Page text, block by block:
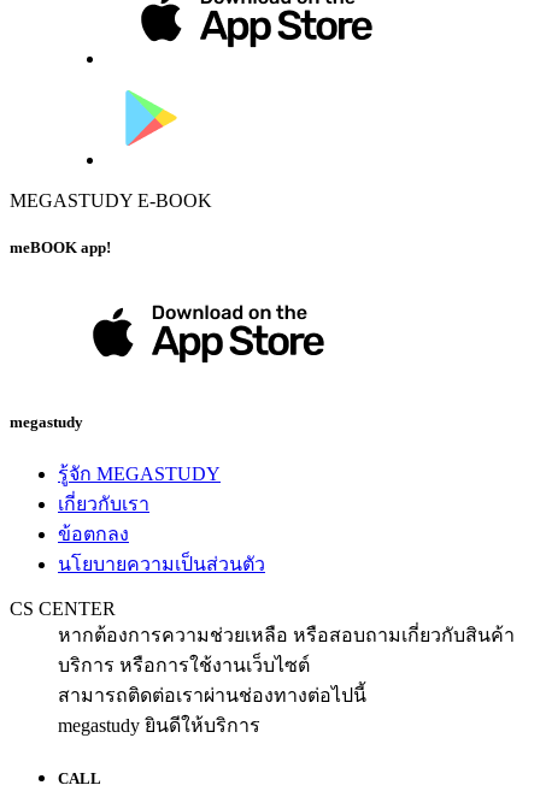
MEGASTUDY E-BOOK
meBOOK app!
megastudy
รู้จัก MEGASTUDY
เกี่ยวกับเรา
ข้อตกลง
นโยบายความเป็นส่วนตัว
CS CENTER
หากต้องการความช่วยเหลือ หรือสอบถามเกี่ยวกับสินค้า
บริการ หรือการใช้งานเว็บไซต์
สามารถติดต่อเราผ่านช่องทางต่อไปนี้
megastudy ยินดีให้บริการ
CALL